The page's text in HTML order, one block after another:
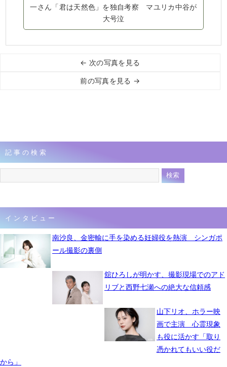
一さん「君は天然色」を独自考察 マユリカ中谷が
大号泣
← 次の写真を見る
前の写真を見る →
記事の検索
インタビュー
南沙良、金密輸に手を染める妊婦役を熱演 シンガポ
ール撮影の裏側
舘ひろしが明かす、撮影現場でのアド
リブと西野七瀬への絶大な信頼感
山下リオ、ホラー映
画で主演 心霊現象
も役に活かす「取り
憑かれてもいい役だ
から」